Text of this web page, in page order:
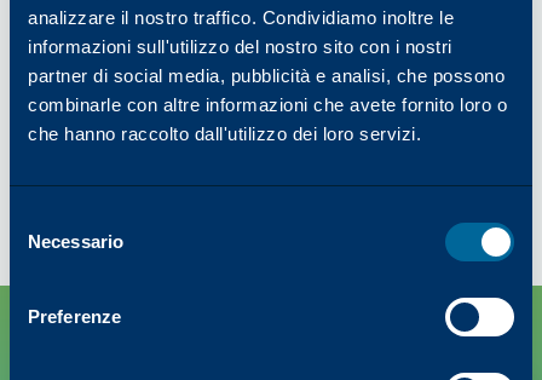
analizzare il nostro traffico. Condividiamo inoltre le
informazioni sull'utilizzo del nostro sito con i nostri
partner di social media, pubblicità e analisi, che possono
combinarle con altre informazioni che avete fornito loro o
che hanno raccolto dall'utilizzo dei loro servizi.
delNecessario
Preferenze
Trova un ufficio vicino a te